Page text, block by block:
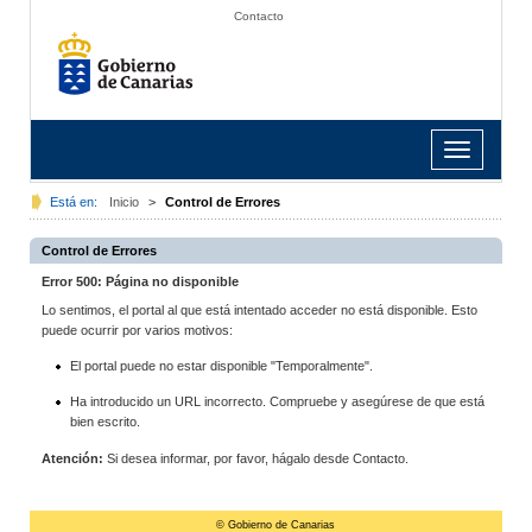
Contacto
Toggle
navigation
Está en: Inicio > Control de Errores
Control de Errores
Error 500: Página no disponible
Lo sentimos, el portal al que está intentado acceder no está disponible. Esto
puede ocurrir por varios motivos:
El portal puede no estar disponible "Temporalmente".
Ha introducido un URL incorrecto. Compruebe y asegúrese de que está
bien escrito.
Atención: Si desea informar, por favor, hágalo desde Contacto.
© Gobierno de Canarias